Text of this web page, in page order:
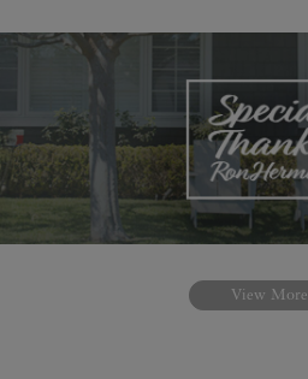
View More